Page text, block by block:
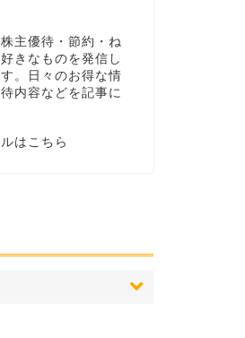
主優待・節約・ね
きなものを発信し
。日々のお得な情
内容などを記事に
はこちら